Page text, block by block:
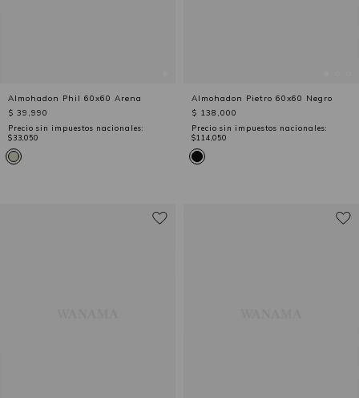
Almohadon Phil 60x60 Arena
$ 39,990
Precio sin impuestos nacionales:
$33,050
Almohadon Pietro 60x60 Negro
$ 138,000
Precio sin impuestos nacionales:
$114,050